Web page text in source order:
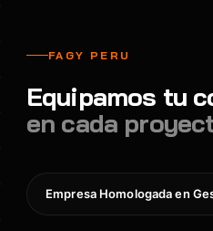
FAGY PERU
Equipamos tu
en cada
Empresa Homologada en